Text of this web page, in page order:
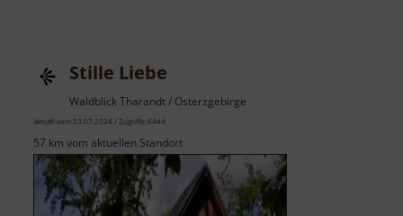
Stille Liebe
Waldblick Tharandt / Osterzgebirge
aktuell vom 23.07.2024 / Zugriffe: 6444
57 km vom aktuellen Standort